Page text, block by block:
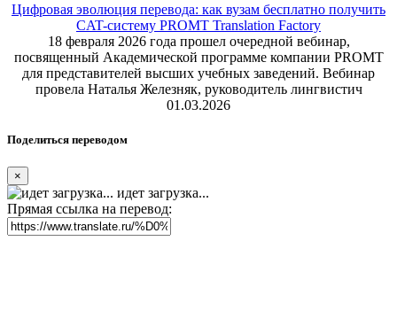
Цифровая эволюция перевода: как вузам бесплатно получить
CAT-систему PROMT Translation Factory
18 февраля 2026 года прошел очередной вебинар,
посвященный Академической программе компании PROMT
для представителей высших учебных заведений. Вебинар
провела Наталья Железняк, руководитель лингвистич
01.03.2026
Поделиться переводом
×
идет загрузка...
Прямая ссылка на перевод: